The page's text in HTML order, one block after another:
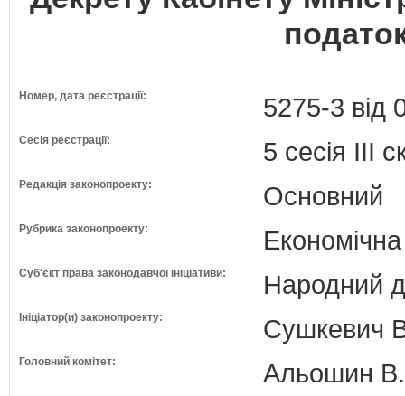
Номер, дата реєстрації: 5275-3 від
Сесія реєстрації: 5 сесія III
Редакція законопроекту: Основний
Рубрика законопроекту:
Суб'єкт права законодавчої ініціативи: Народний
Ініціатор(и) законопроекту: Сушкевич
Головний комітет:
Альошин